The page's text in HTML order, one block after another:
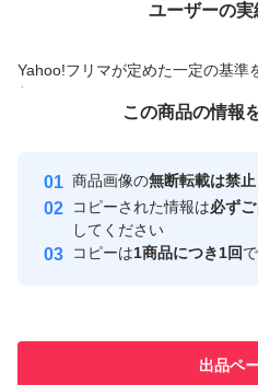
ユーザーの実
Yahoo!フリマが定めた一定の基準
付与しています
安心取引出品者
取引実績
価格の相談
この商品の情報
商品画像の無断転載は禁止
コピーされた情報は必ず
してください
コピーは1商品につき1回
出品ペ
この商品をみている人にオス